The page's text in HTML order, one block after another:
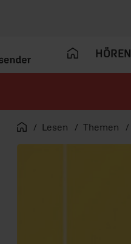
Startseite
Lesen Themen